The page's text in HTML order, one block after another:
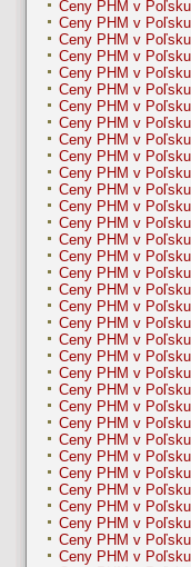
Ceny PHM v
Ceny PHM v
Ceny PHM v
Ceny PHM v
Ceny PHM v
Ceny PHM v
Ceny PHM v
Ceny PHM v
Ceny PHM v
Ceny PHM v
Ceny PHM v
Ceny PHM v
Ceny PHM v
Ceny PHM v
Ceny PHM v
Ceny PHM v
Ceny PHM v
Ceny PHM v
Ceny PHM v
Ceny PHM v
Ceny PHM v
Ceny PHM v
Ceny PHM v
Ceny PHM v
Ceny PHM v
Ceny PHM v
Ceny PHM v
Ceny PHM v
Ceny PHM v
Ceny PHM v
Ceny PHM v
Ceny PHM v
Ceny PHM v
Ceny PHM v